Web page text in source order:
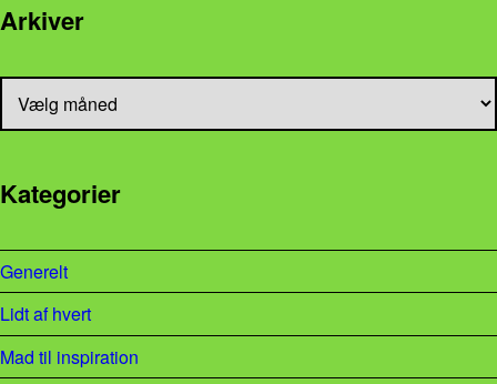
Arkiver
Arkiver
Kategorier
Generelt
Lidt af hvert
Mad til inspiration